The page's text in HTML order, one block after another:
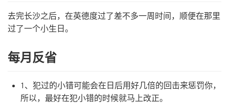
去完长沙之后，在英德度过了差不多一周时间，顺便在那里
过了一个小生日。
每月反省
1、犯过的小错可能会在日后用好几倍的回击来惩罚你，
所以，最好在犯小错的时候就马上改正。